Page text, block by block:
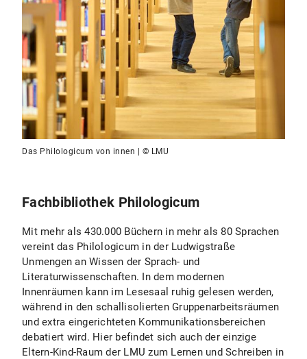
Das Philologicum von innen | © LMU
Fachbibliothek Philologicum
Mit mehr als 430.000 Büchern in mehr als 80 Sprachen
vereint das Philologicum in der Ludwigstraße
Unmengen an Wissen der Sprach- und
Literaturwissenschaften. In dem modernen
Innenräumen kann im Lesesaal ruhig gelesen werden,
während in den schallisolierten Gruppenarbeitsräumen
und extra eingerichteten Kommunikationsbereichen
debatiert wird. Hier befindet sich auch der einzige
Eltern-Kind-Raum der LMU zum Lernen und Schreiben in